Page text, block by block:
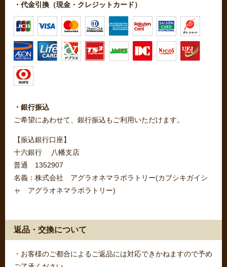
・代金引換（現金・クレジットカード）
・銀行振込
ご希望にあわせて、銀行振込もご利用いただけます。
【振込銀行口座】
十六銀行 八幡支店
普通 1352907
名義：株式会社 アグラオネマラボラトリー(カブシキガイシ
ャ アグラオネマラボラトリー)
返品・交換について
・お客様のご都合によるご返品には対応できかねますので予め